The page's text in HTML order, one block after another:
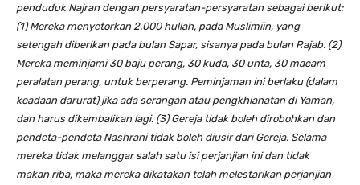
penduduk Najran dengan persyaratan-persyaratan sebagai berikut:
(1) Mereka menyetorkan 2.000 hullah, pada Muslimiin, yang
setengah diberikan pada bulan Sapar, sisanya pada bulan Rajab. (2)
Mereka meminjami 30 baju perang, 30 kuda, 30 unta, 30 macam
peralatan perang, untuk berperang. Peminjaman ini berlaku (dalam
keadaan darurat) jika ada serangan atau pengkhianatan di Yaman,
dan harus dikembalikan lagi. (3) Gereja tidak boleh dirobohkan dan
pendeta-pendeta Nashrani tidak boleh diusir dari Gereja. Selama
mereka tidak melanggar salah satu isi perjanjian ini dan tidak
makan riba, maka mereka dikatakan telah melestarikan perjanjian